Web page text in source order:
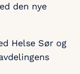
den nye
Helse Sør og